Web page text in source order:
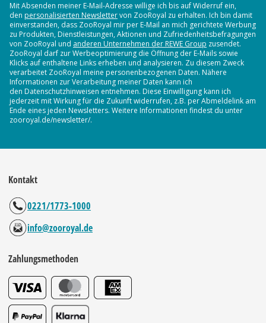
Mit Absenden meiner E-Mail-Adresse willige ich bis auf Widerruf ein,
den personalisierten Newslettervon ZooRoyal zu erhalten. Ich bin damit
einverstanden, dass ZooRoyal mir per E-Mail an mich gerichtete Werbung
zu Produkten, Dienstleistungen, Aktionen und Zufriedenheitsbefragungen
von ZooRoyal und anderen Unternehmen der REWE Group zusendet.
ZooRoyal darf zur Werbeoptimierung die Öffnung der E-Mails sowie
Klicks auf enthaltene Links erheben und analysieren. Zu diesem Zweck
verarbeitet ZooRoyal meine personenbezogenen Daten. Nähere
Informationen zur Verarbeitung meiner Daten kann ich
den Datenschutzhinweisen entnehmen. Diese Einwilligung kann ich
jederzeit mit Wirkung für die Zukunft widerrufen, z.B. per Abmeldelink am
Ende eines jeden Newsletters. Weitere Informationen findest du unter
zooroyal.de/newsletter/.
Kontakt
0221/1773-1000
info@zooroyal.de
Zahlungsmethoden